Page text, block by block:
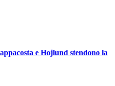
e Hojlund stendono la